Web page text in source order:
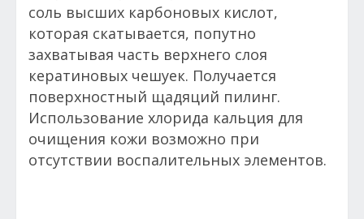
соль высших карбоновых кислот,
которая скатывается, попутно
захватывая часть верхнего слоя
кератиновых чешуек. Получается
поверхностный щадяций пилинг.
Использование хлорида кальция для
очищения кожи возможно при
отсутствии воспалительных элементов.